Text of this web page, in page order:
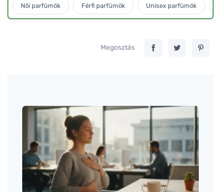
Női parfümök Férfi parfümök Unisex parfümök
Megosztás